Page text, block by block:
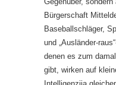
Bürgerschaft
Baseballschläger,
und „Ausländer-
denen es zum
gibt, wirken auf